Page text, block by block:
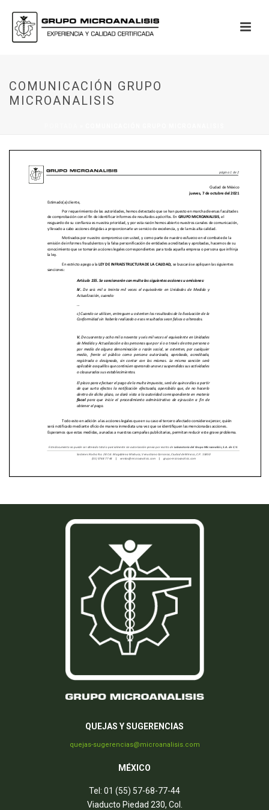
COMUNICACIÓN GRUPO
MICROANALISIS
QUEJAS Y SUGERENCIAS
quejas-sugerencias@microanalisis.com
MÉXICO
Tel: 01 (55) 57-68-77-44
Viaducto Piedad 230, Col.